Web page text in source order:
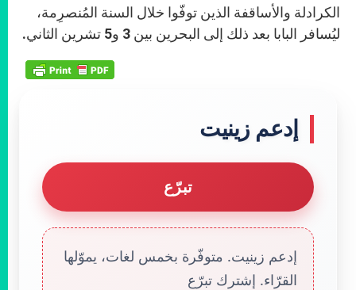
الكرادلة والأساقفة الذين توفّوا خلال السنة المُنصرِمة،
ليُسافر البابا بعد ذلك إلى البحرين بين 3 و5 تشرين الثاني.
إدعم زينيت
تبرّع
إدعم زينيت. متوفّرة بخمس لغات، يموّلها
القرّاء. إشترك تبرّع